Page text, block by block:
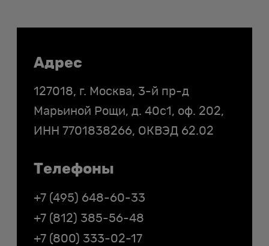
купить хостинг
Контакты
Адрес
127018, г. Москва, 3-й пр-д
Марьиной Рощи, д. 40с1, оф. 202,
ИНН 7701838266, ОКВЭД 62.02
Телефоны
+7 (495) 648-60-33
+7 (812) 385-56-48
+7 (800) 333-02-17